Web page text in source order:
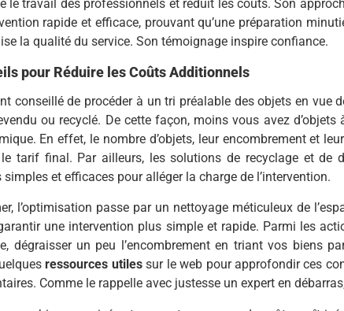
le travail des professionnels et réduit les coûts. Son
rapide et efficace, prouvant qu’une préparation
la qualité du service. Son témoignage inspire confiance.
pour Réduire les Coûts Additionnels
conseillé de procéder à un tri préalable des objets en vue
ou recyclé. De cette façon, moins vous avez
En effet, le nombre d’objets, leur encombrement et
le tarif final. Par ailleurs, les solutions de recyclage et de
simples et efficaces pour alléger la charge de l’intervention.
l’optimisation passe par un nettoyage méticuleux de
une intervention plus simple et rapide. Parmi les
dégraisser un peu l’encombrement en triant vos biens
ressources utilessur le web pour approfondir ces
Comme le rappelle avec justesse un expert en